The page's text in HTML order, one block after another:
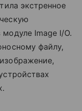
экстренное
Image I/O.
файлу,